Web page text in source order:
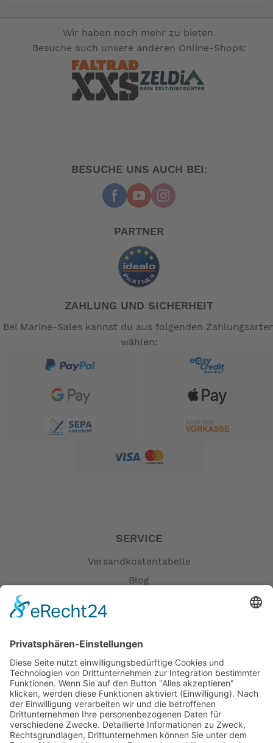
Anzahl Luftkammern: 3
zul. Personanzahl: 2
Gesamtgewicht: 27 kg
zul.Nutzlast: 250 kg
zul. Motorisierung: 2.5 PS Kurzschaft
zul. Motorgewicht 15 kg
Packmaße: 1.12x0.59x0.29 m
Reparatur Set
Konformitätserklärung + Garantiekarte
Motor 4-Takter OHV - 1 Zylinder
Bohrung und Hub (mm): 45 x 36
Volllastdrehzahl: 5000 - 6000
Kühlung: Luft
Gemischaufbereitung: 1 Vergaser
Zündanlage: Transistor
Übersetzung: 2,42
Generator: -
Propeller (Zoll): 7 ¼ x 4 ¾
Propeller: Anzahl Blätter 3
Öldruckalarm: Sichtkontrollfenster
Bedienung: Drehgaspinne
Transom Höhe (mm): 418
-- Auf Produktfotos angezeigte Dekorationsartikel
gehören nicht zum Leistungsumfang. --
Wir haben noch mehr zu bieten.
Besuche auch unsere anderen Online-Shops:
BESUCHE UNS AUCH BEI:
PARTNER
ZAHLUNG UND SICHERHEIT
Bei Marine-Sales kannst du aus folgenden
wählen:
SERVICE
Versandkostentabelle
Blog
Versandpartner
Verfügbarkeiten
Zahlung und Versand
Datenschutz